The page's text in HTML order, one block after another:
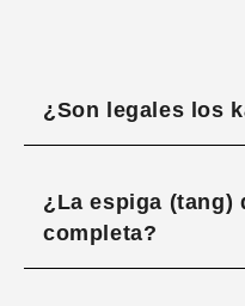
¿Son legales los
¿La espiga (tang)
completa?